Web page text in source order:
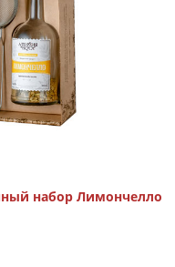
набор Лимончелло